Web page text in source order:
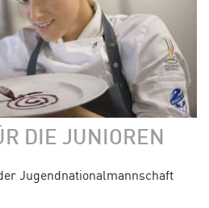
DIE JUNIOREN
Jugendnationalmannschaft